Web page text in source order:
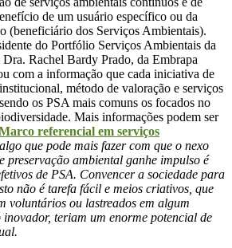
de um usuário específico ou da
(beneficiário dos Serviços Ambientais).
do Portfólio Serviços Ambientais da
Rachel Bardy Prado, da Embrapa
com a informação que cada iniciativa de
método de valoração e serviços
os PSA mais comuns os focados no
Mais informações podem ser
referencial em serviços
que pode mais fazer com que o nexo
preservação ambiental ganhe impulso é
de PSA. Convencer a sociedade para
não é tarefa fácil e meios criativos, que
voluntários ou lastreados em algum
teriam um enorme potencial de